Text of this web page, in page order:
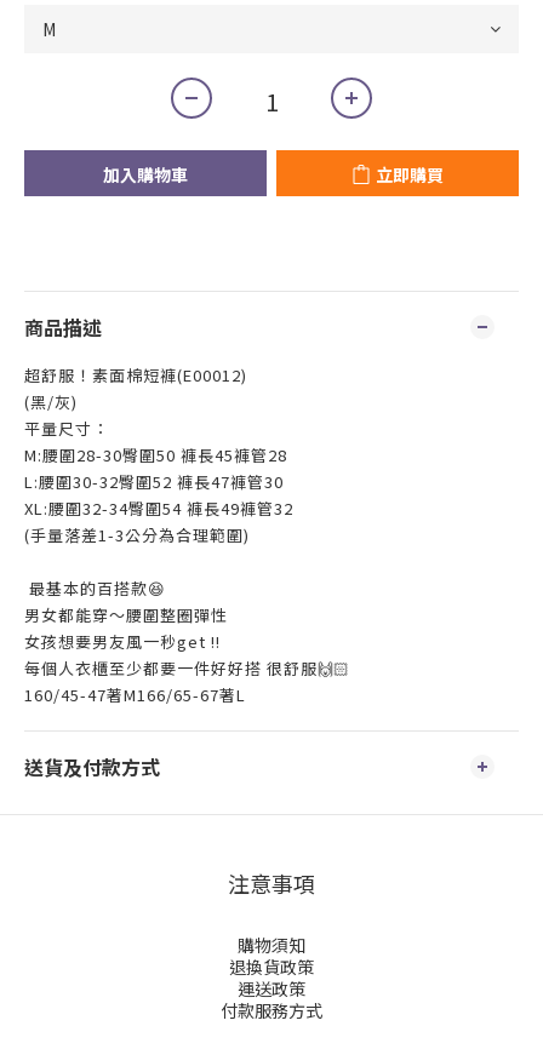
加入購物車 立即購買
商品描述
超舒服！素面棉短褲(E00012)
(黑/灰)
平量尺寸：
M:腰圍28-30臀圍50 褲長45褲管28
L:腰圍30-32臀圍52 褲長47褲管30
XL:腰圍32-34臀圍54 褲長49褲管32
(手量落差1-3公分為合理範圍)
最基本的百搭款😆
男女都能穿～腰圍整圈彈性
女孩想要男友風一秒get !!
每個人衣櫃至少都要一件好好搭 很舒服🙌🏻
160/45-47著M166/65-67著L
送貨及付款方式
注意事項
購物須知
退換貨政策
運送政策
付款服務方式